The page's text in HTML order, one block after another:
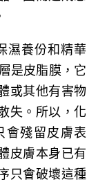
濕養份和精華
是皮脂膜，它
或其他有害物
失。所以，化
會殘留皮膚表
皮膚本身已有
只會破壞這種